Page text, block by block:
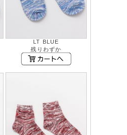
LT BLUE
残りわずか